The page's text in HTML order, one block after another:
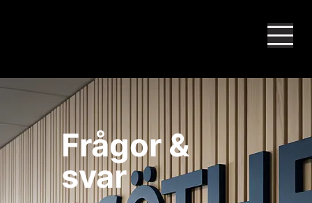
Frågor &
svar